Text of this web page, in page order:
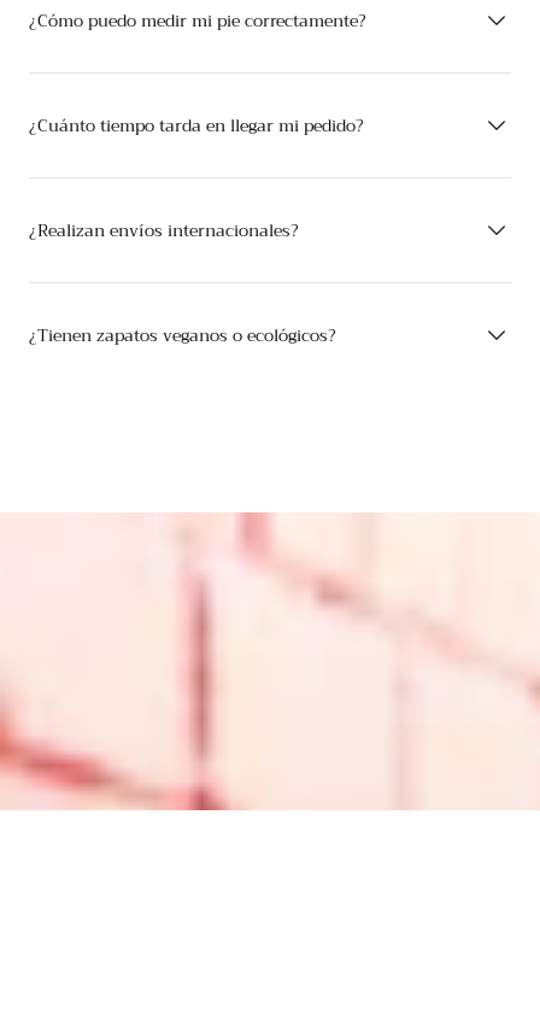
¿Cómo puedo medir mi pie correctamente?
¿Cuánto tiempo tarda en llegar mi pedido?
¿Realizan envíos internacionales?
¿Tienen zapatos veganos o ecológicos?